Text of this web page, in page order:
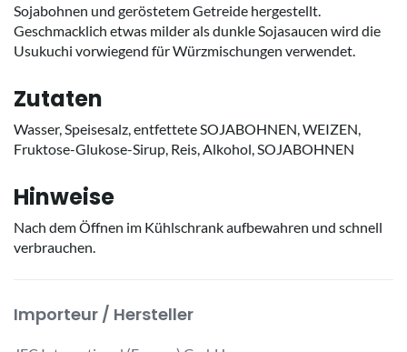
Sojabohnen und geröstetem Getreide hergestellt.
Geschmacklich etwas milder als dunkle Sojasaucen wird die
Usukuchi vorwiegend für Würzmischungen verwendet.
Zutaten
Wasser, Speisesalz, entfettete SOJABOHNEN, WEIZEN,
Fruktose-Glukose-Sirup, Reis, Alkohol, SOJABOHNEN
Hinweise
Nach dem Öffnen im Kühlschrank aufbewahren und schnell
verbrauchen.
Importeur / Hersteller